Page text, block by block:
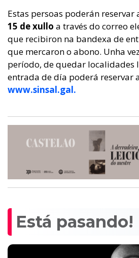
Estas persoas poderán reservar
15 de xullo a través do correo
que recibiron na bandexa de
que mercaron o abono. Unha
período, de quedar localidades
entrada de día poderá reservar
www.sinsal.gal.
Está pasando!